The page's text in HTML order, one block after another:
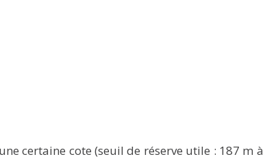
certaine cote (seuil de réserve utile : 187 m